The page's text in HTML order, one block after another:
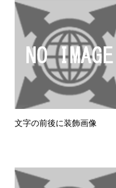
文字の前後に装飾画像